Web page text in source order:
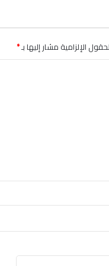
الإلزامية مشار إليها بـ*